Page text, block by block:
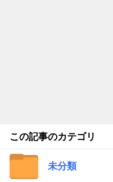
この記事のカテゴリ
未分類